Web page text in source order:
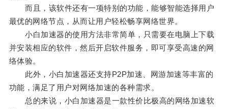
而且，该软件还有一项特别的功能，能够智能选择用户
最优的网络节点，从而让用户轻松畅享网络世界。
小白加速器的使用方法非常简单，只需要在电脑上下载
并安装相应的软件，然后开启软件服务，即可享受高速的网
络体验。
此外，小白加速器还支持P2P加速、网游加速等丰富的
功能，满足了用户对网络加速的各种需求。
总的来说，小白加速器是一款性价比极高的网络加速软